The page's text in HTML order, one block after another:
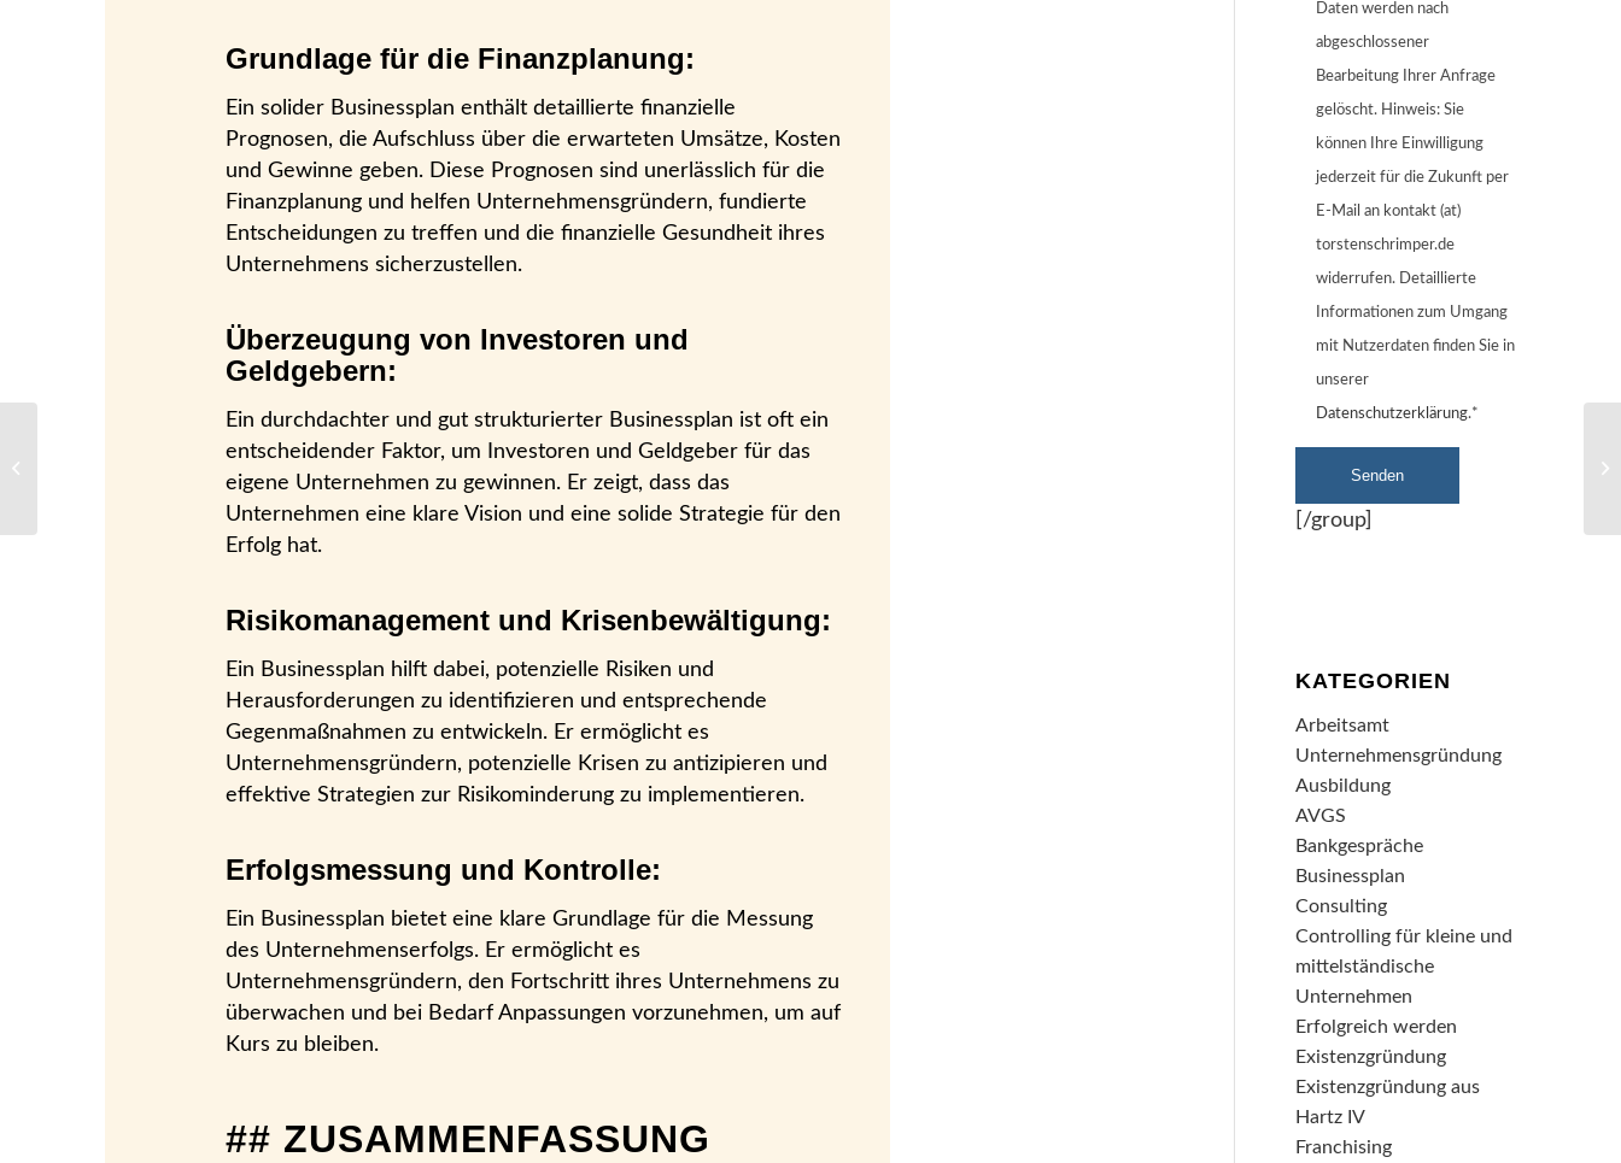
Grundlage für die Finanzplanung:
Ein solider Businessplan enthält detaillierte finanzielle
Prognosen, die Aufschluss über die erwarteten Umsätze, Kosten
und Gewinne geben. Diese Prognosen sind unerlässlich für die
Finanzplanung und helfen Unternehmensgründern, fundierte
Entscheidungen zu treffen und die finanzielle Gesundheit ihres
Unternehmens sicherzustellen.
Überzeugung von Investoren und
Geldgebern:
Ein durchdachter und gut strukturierter Businessplan ist oft ein
entscheidender Faktor, um Investoren und Geldgeber für das
eigene Unternehmen zu gewinnen. Er zeigt, dass das
Unternehmen eine klare Vision und eine solide Strategie für den
Erfolg hat.
Risikomanagement und Krisenbewältigung:
Ein Businessplan hilft dabei, potenzielle Risiken und
Herausforderungen zu identifizieren und entsprechende
Gegenmaßnahmen zu entwickeln. Er ermöglicht es
Unternehmensgründern, potenzielle Krisen zu antizipieren und
effektive Strategien zur Risikominderung zu implementieren.
Erfolgsmessung und Kontrolle:
Ein Businessplan bietet eine klare Grundlage für die Messung
des Unternehmenserfolgs. Er ermöglicht es
Unternehmensgründern, den Fortschritt ihres Unternehmens zu
überwachen und bei Bedarf Anpassungen vorzunehmen, um auf
Kurs zu bleiben.
## ZUSAMMENFASSUNG
Daten werden nach
abgeschlossener
Bearbeitung Ihrer Anfrage
gelöscht. Hinweis: Sie
können Ihre Einwilligung
jederzeit für die Zukunft per
E-Mail an kontakt (at)
torstenschrimper.de
widerrufen. Detaillierte
Informationen zum Umgang
mit Nutzerdaten finden Sie in
unserer
Datenschutzerklärung.*
[/group]
KATEGORIEN
Arbeitsamt
Unternehmensgründung
Ausbildung
AVGS
Bankgespräche
Businessplan
Consulting
Controlling für kleine und
mittelständische
Unternehmen
Erfolgreich werden
Existenzgründung
Existenzgründung aus
Hartz IV
Franchising